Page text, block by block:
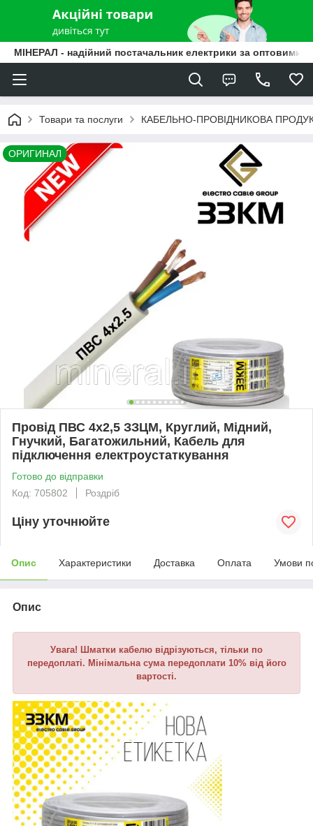
МІНЕРАЛ - надійний постачальник електрики за оптовими
Товари та послуги КАБЕЛЬНО-ПРОВІДНИКОВА
ОРИГИНАЛ
Провід ПВС 4х2,5 ЗЗЦМ, Круглий, Мідний,
Гнучкий, Багатожильний, Кабель для
підключення електроустаткування
Готово до відправки
Код: 705802
Роздріб
Ціну уточнюйте
Опис Характеристики Доставка Оплата Умови
Опис
Увага! Шматки кабелю відрізуються, тільки по
передоплаті. Мінімальна сума передоплати 10% від його
вартості.